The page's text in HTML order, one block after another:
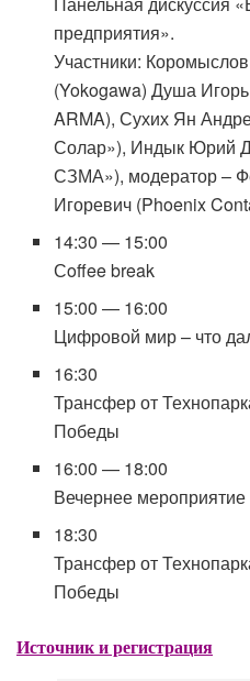
предприятия».
Участники:
(Yokogawa) Душа
ARMA), Сухих Ян
Солар»), Индык Юрий
СЗМА»), модератор –
Игоревич (Phoenix
14:30 — 15:00
Сoffee break
15:00 — 16:00
Цифровой мир – что
16:30
Трансфер от
Победы
16:00 — 18:00
Вечернее мероприятие
18:30
Трансфер от
Победы
Источник и регистрация